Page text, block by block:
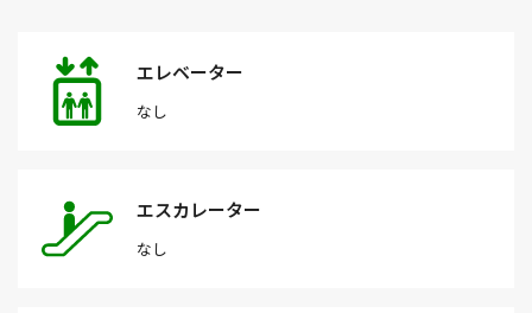
エレベーター
なし
エスカレーター
なし